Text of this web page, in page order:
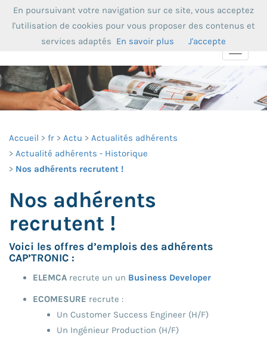
Toggle
Accueil fr Actu
Actualités adhérents
Actualité adhérents - Historique
Nos adhérents recrutent !
Nos adhérents
recrutent !
Voici les offres d’emplois des adhérents
CAP’TRONIC :
ELEMCA recrute un un Business Developer
ECOMESURE recrute :
Un Customer Success Engineer (H/F)
Un Ingénieur Production (H/F)
En poursuivant votre navigation sur ce site, vous acceptez
l'utilisation de cookies pour vous proposer des contenus et
services adaptés En savoir plus J'accepte